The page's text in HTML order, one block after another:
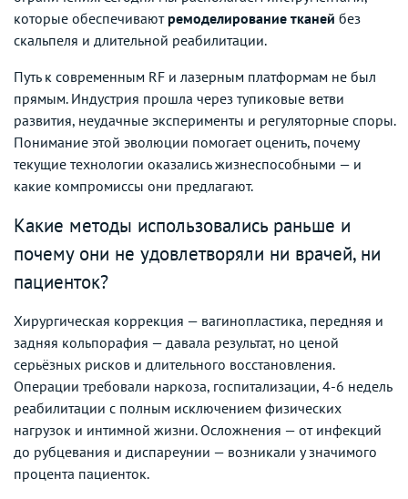
которые обеспечивают ремоделирование тканей без
скальпеля и длительной реабилитации.
Путь к современным RF и лазерным платформам не был
прямым. Индустрия прошла через тупиковые ветви
развития, неудачные эксперименты и регуляторные споры.
Понимание этой эволюции помогает оценить, почему
текущие технологии оказались жизнеспособными — и
какие компромиссы они предлагают.
Какие методы использовались раньше и
почему они не удовлетворяли ни врачей, ни
пациенток?
Хирургическая коррекция — вагинопластика, передняя и
задняя кольпорафия — давала результат, но ценой
серьёзных рисков и длительного восстановления.
Операции требовали наркоза, госпитализации, 4-6 недель
реабилитации с полным исключением физических
нагрузок и интимной жизни. Осложнения — от инфекций
до рубцевания и диспареунии — возникали у значимого
процента пациенток.